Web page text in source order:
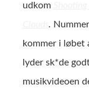
udkom
.
kommer i
lyder sk*de
musikvideoen